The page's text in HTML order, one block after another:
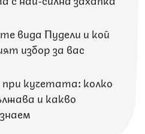
вида Пудели и кой
избор за вас
при кучетата: колко
и какво